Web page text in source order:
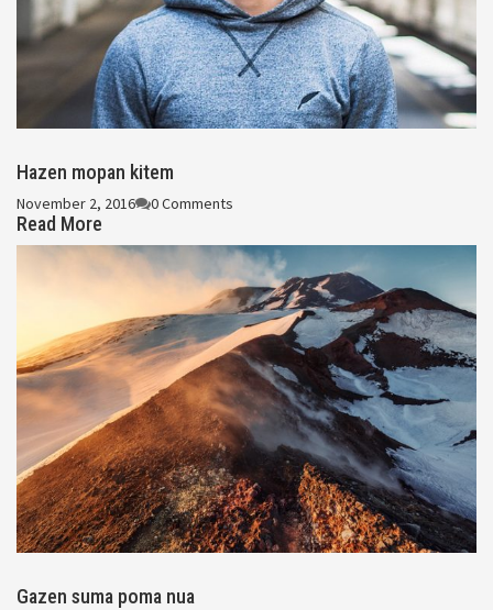
Hazen mopan kitem
November 2, 2016 0 Comments
Read More
Gazen suma poma nua